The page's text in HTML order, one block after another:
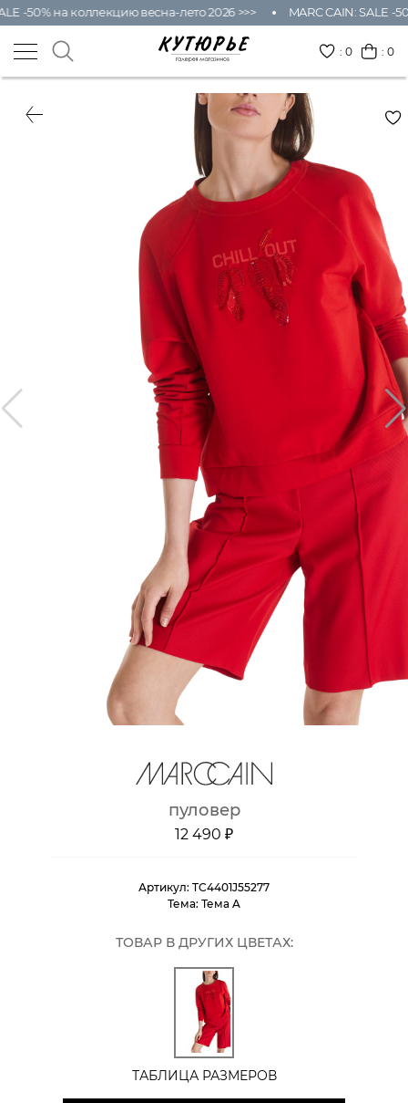
-50% на коллекцию весна-лето 2026 >>> MARC CAIN: SALE -
:0 : 0
пуловер
12 490 ₽
Артикул: TC4401J55277
Тема: Тема A
ТОВАР В ДРУГИХ ЦВЕТАХ:
ТАБЛИЦА РАЗМЕРОВ